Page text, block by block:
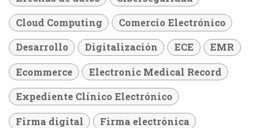
Cloud Computing Comercio Electrónico
Desarrollo Digitalización ECE EMR
Ecommerce Electronic Medical Record
Expediente Clínico Electrónico
Firma digital Firma electrónica